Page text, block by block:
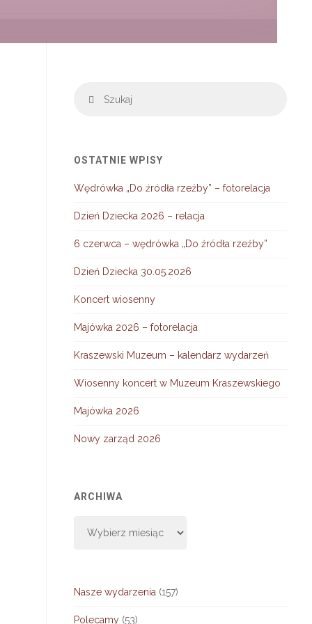
Szukaj
OSTATNIE WPISY
Wędrówka „Do źródła rzeźby” – fotorelacja
Dzień Dziecka 2026 – relacja
6 czerwca – wędrówka „Do źródła rzeźby”
Dzień Dziecka 30.05.2026
Koncert wiosenny
Majówka 2026 – fotorelacja
Kraszewski Muzeum – kalendarz wydarzeń
Wiosenny koncert w Muzeum Kraszewskiego
Majówka 2026
Nowy zarząd 2026
ARCHIWA
Nasze wydarzenia (157)
Polecamy (53)